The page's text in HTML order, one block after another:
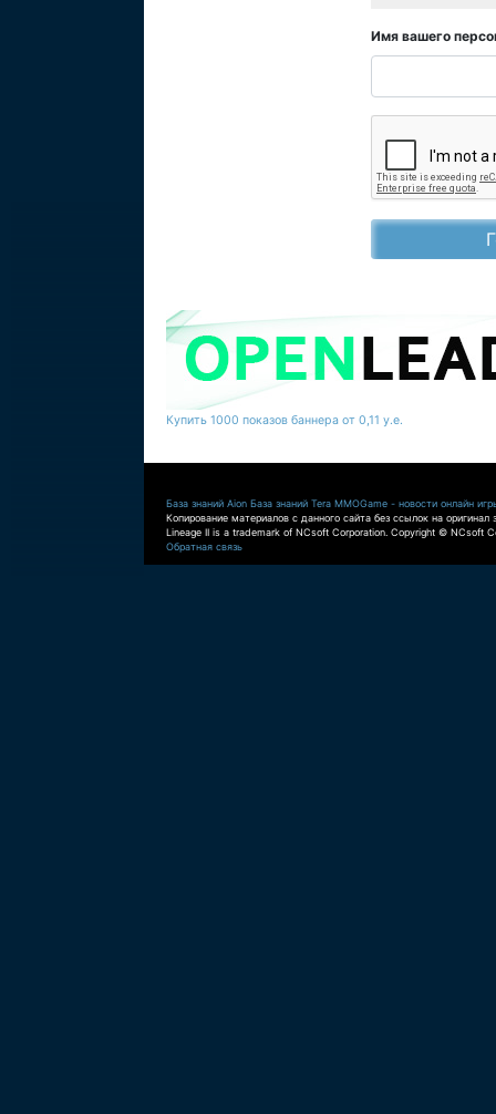
Имя вашего
Купить 1000 показов баннера от 0,11 у.е.
База знаний Aion База знаний Tera MMOGame - новости онлайн
Копирование материалов с данного сайта без ссылок на оригинал
Lineage II is a trademark of NCsoft Corporation. Copyright © NCsoft
Обратная связь